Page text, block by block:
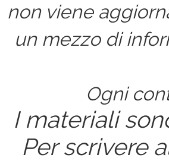
non viene
un mezzo di
Ogni
I materiali
Per scrivere